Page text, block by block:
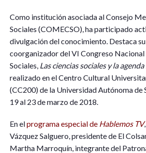
Como institución asociada al Consejo
Sociales (COMECSO), ha participado
divulgación del conocimiento. Destaca
coorganizador del VI Congreso Nacional
Sociales, Las ciencias sociales y la
realizado en el Centro Cultural
(CC200) de la Universidad Autónoma de
19 al 23 de marzo de 2018.
En elprograma especial de Hablemos TV
Vázquez Salguero, presidente de El
Martha Marroquín, integrante del